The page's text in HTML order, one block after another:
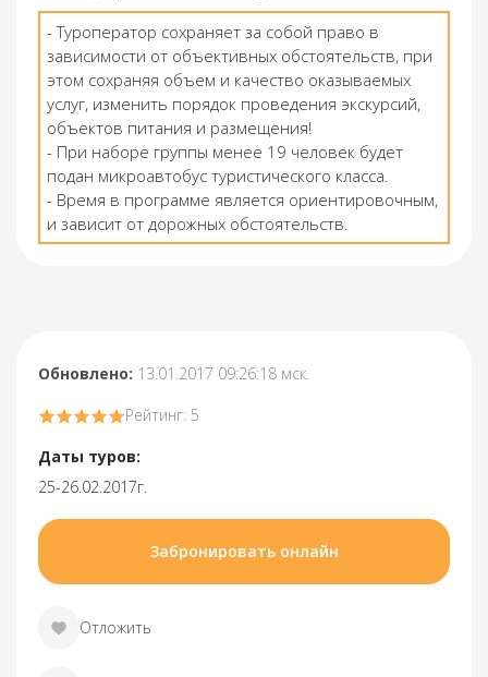
- Туроператор сохраняет за собой право в
зависимости от объективных обстоятельств, при
этом сохраняя объем и качество оказываемых
услуг, изменить порядок проведения экскурсий,
объектов питания и размещения!
- При наборе группы менее 19 человек будет
подан микроавтобус туристического класса.
- Время в программе является ориентировочным,
и зависит от дорожных обстоятельств.
Обновлено: 13.01.2017 09:26:18 мск.
Рейтинг: 5
Даты туров:
25-26.02.2017г.
Забронировать онлайн
Отложить